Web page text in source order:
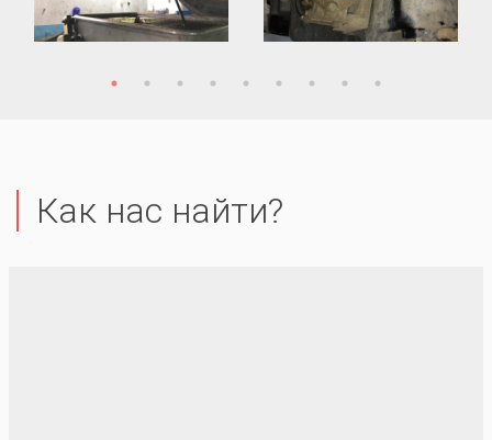
Как нас найти?